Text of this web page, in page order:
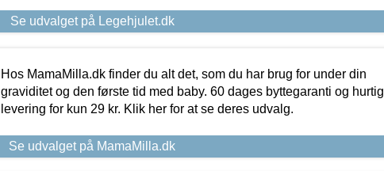
Se udvalget på Legehjulet.dk
Hos MamaMilla.dk finder du alt det, som du har brug for under din
graviditet og den første tid med baby. 60 dages byttegaranti og hurtig
levering for kun 29 kr. Klik her for at se deres udvalg.
Se udvalget på MamaMilla.dk